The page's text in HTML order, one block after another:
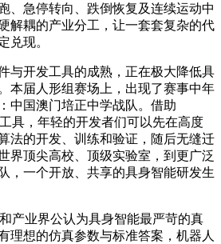
、急停转向、跌倒恢复及连续运动中
解耦的产业分工，让一套套复杂的代
兑现。
与开发工具的成熟，正在极大降低具
本届人形组赛场上，出现了赛事中年
中国澳门培正中学战队。借助
具，年轻的开发者们可以先在高度
法的开发、训练和验证，随后无缝迁
界顶尖高校、顶级实验室，到更广泛
，一个开放、共享的具身智能研发生
产业界公认为具身智能最严苛的真
理想的仿真参数与标准答案，机器人